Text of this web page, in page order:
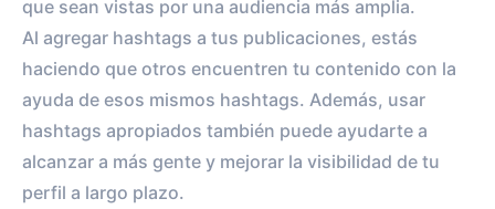
que sean vistas por una audiencia más amplia.
Al agregar hashtags a tus publicaciones, estás
haciendo que otros encuentren tu contenido con la
ayuda de esos mismos hashtags. Además, usar
hashtags apropiados también puede ayudarte a
alcanzar a más gente y mejorar la visibilidad de tu
perfil a largo plazo.